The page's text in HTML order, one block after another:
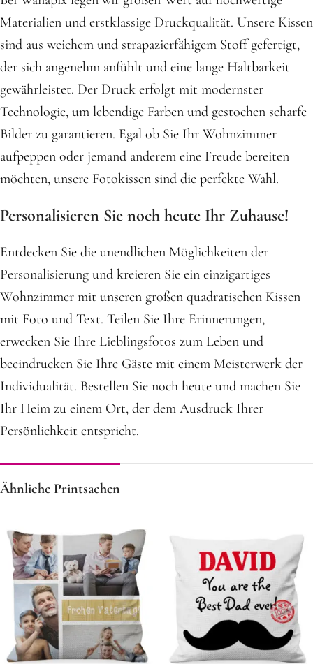
Materialien und erstklassige Druckqualität. Unsere Kissen
sind aus weichem und strapazierfähigem Stoff gefertigt,
der sich angenehm anfühlt und eine lange Haltbarkeit
gewährleistet. Der Druck erfolgt mit modernster
Technologie, um lebendige Farben und gestochen scharfe
Bilder zu garantieren. Egal ob Sie Ihr Wohnzimmer
aufpeppen oder jemand anderem eine Freude bereiten
möchten, unsere Fotokissen sind die perfekte Wahl.
Personalisieren Sie noch heute Ihr Zuhause!
Entdecken Sie die unendlichen Möglichkeiten der
Personalisierung und kreieren Sie ein einzigartiges
Wohnzimmer mit unseren großen quadratischen Kissen
mit Foto und Text. Teilen Sie Ihre Erinnerungen,
erwecken Sie Ihre Lieblingsfotos zum Leben und
beeindrucken Sie Ihre Gäste mit einem Meisterwerk der
Individualität. Bestellen Sie noch heute und machen Sie
Ihr Heim zu einem Ort, der dem Ausdruck Ihrer
Persönlichkeit entspricht.
Ähnliche Printsachen